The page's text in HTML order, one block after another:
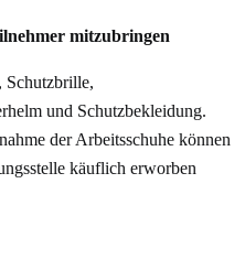
mitzubringen
Schutzbrille,
und Schutzbekleidung.
der Arbeitsschuhe können
käuflich erworben